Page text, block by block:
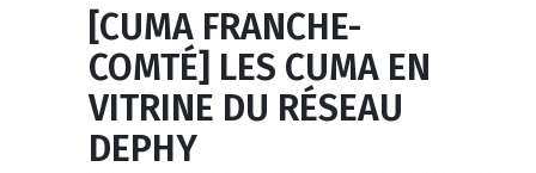
[CUMA FRANCHE-
COMTÉ] LES CUMA EN
VITRINE DU RÉSEAU
DEPHY